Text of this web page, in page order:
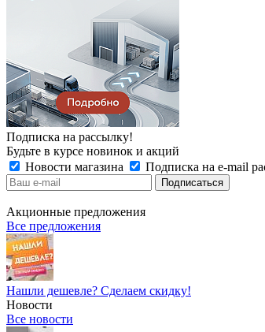
Подписка на рассылку!
Будьте в курсе новинок и акций
Новости магазина
Подписка на e-mail
Акционные предложения
Все предложения
Нашли дешевле? Сделаем скидку!
Новости
Все новости